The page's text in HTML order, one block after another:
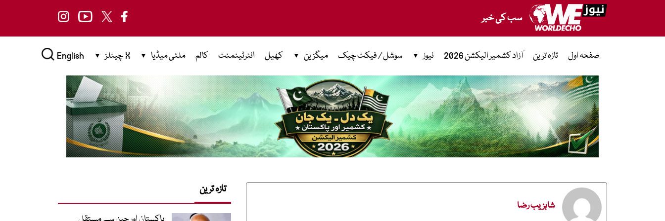
سب کی خبر
صفحہ اول تازہ ترین آزاد کشمیر الیکشن 2026 نیوز سوشل / فیکٹ چیک میگزین کھیل انٹرٹینمنٹ کالم ملٹی میڈیا X چینلز English
شاہزیب رضا
تازہ ترین